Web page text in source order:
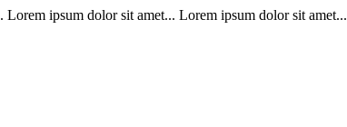
ipsum dolor sit amet... Lorem ipsum dolor sit amet...